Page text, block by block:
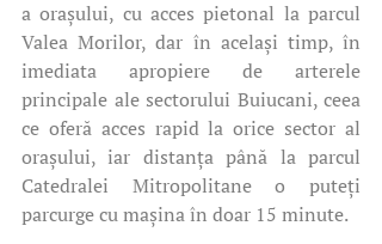
a orașului, cu acces pietonal la parcul
Valea Morilor, dar în același timp, în
imediata apropiere de arterele
principale ale sectorului Buiucani, ceea
ce oferă acces rapid la orice sector al
orașului, iar distanța până la parcul
Catedralei Mitropolitane o puteți
parcurge cu mașina în doar 15 minute.